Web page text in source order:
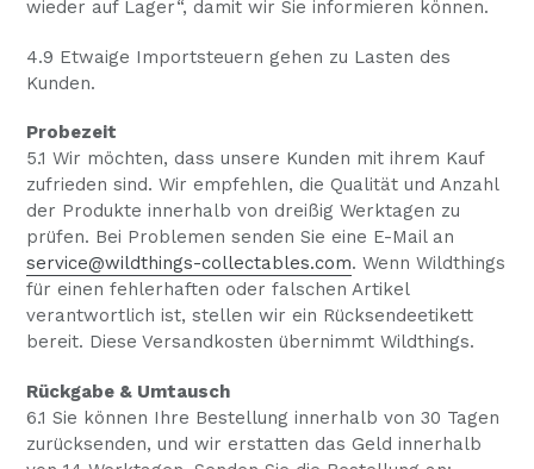
wieder auf Lager“, damit wir Sie informieren können.
4.9 Etwaige Importsteuern gehen zu Lasten des
Kunden.
Probezeit
5.1 Wir möchten, dass unsere Kunden mit ihrem Kauf
zufrieden sind. Wir empfehlen, die Qualität und Anzahl
der Produkte innerhalb von dreißig Werktagen zu
prüfen. Bei Problemen senden Sie eine E-Mail an
service@wildthings-collectables.com. Wenn Wildthings
für einen fehlerhaften oder falschen Artikel
verantwortlich ist, stellen wir ein Rücksendeetikett
bereit. Diese Versandkosten übernimmt Wildthings.
Rückgabe & Umtausch
6.1 Sie können Ihre Bestellung innerhalb von 30 Tagen
zurücksenden, und wir erstatten das Geld innerhalb